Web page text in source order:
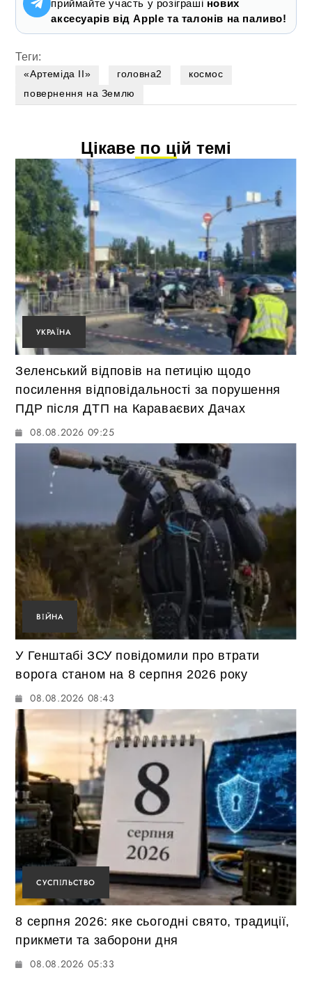
приймайте участь у розіграші нових
аксесуарів від Apple та талонів на паливо!
Теги:
«Артеміда II» головна2
космос
повернення на Землю
Цікаве по цій темі
УКРАЇНА
Зеленський відповів на петицію щодо
посилення відповідальності за порушення
ПДР після ДТП на Караваєвих Дачах
08.08.2026 09:25
ВІЙНА
У Генштабі ЗСУ повідомили про втрати
ворога станом на 8 серпня 2026 року
08.08.2026 08:43
СУСПІЛЬСТВО
8 серпня 2026: яке сьогодні свято, традиції,
прикмети та заборони дня
08.08.2026 05:33